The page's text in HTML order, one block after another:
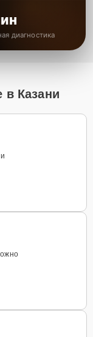
диагностика
в Казани